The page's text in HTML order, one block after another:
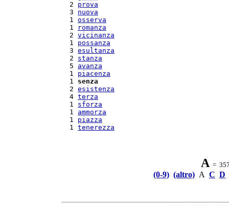
  2
prova
  3
nuova
  1
osserva
  1
romanza
  2
vicinanza
  1
possanza
  3
esultanza
  2
stanza
  5
avanza
  1
piacenza
  1
senza
  2
esistenza
  4
terza
  1
sforza
  1
ammorza
  1
piazza
  1
tenerezza
A= 357
(0-9) (altro) A C D